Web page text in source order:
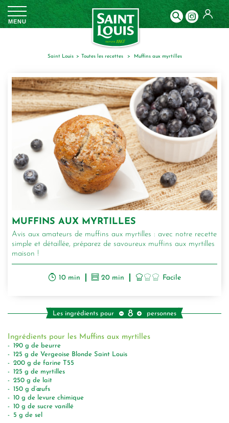
MENU
Saint Louis toutes les recettes muffins aux myrtilles
MUFFINS AUX MYRTILLES
Avis aux amateurs de muffins aux myrtilles : avec notre recette
simple et détaillée, préparez de savoureux muffins aux myrtilles
maison !
10 min 20 min Facile
Les ingrédients pour 8 personnes
Ingrédients pour les Muffins aux myrtilles
190 g de beurre
125 g de Vergeoise Blonde Saint Louis
200 g de farine T55
125 g de myrtilles
250 g de lait
150 g d’œufs
10 g de levure chimique
10 g de sucre vanillé
5 g de sel
Panneau de gestion des cookies